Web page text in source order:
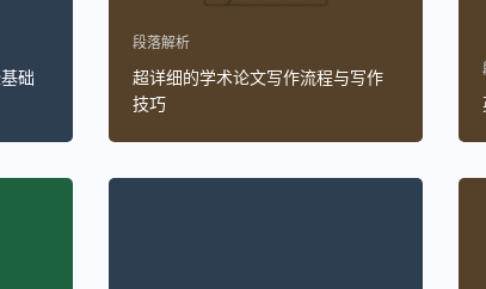
础
段落解析
超详细的学术论文写作流程与写作
技巧